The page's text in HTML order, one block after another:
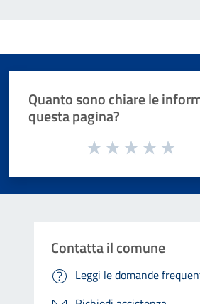
Quanto sono chiare le
questa pagina?
Valuta da 1 a 5 stelle la pagina
Contatta il comune
Leggi le domande